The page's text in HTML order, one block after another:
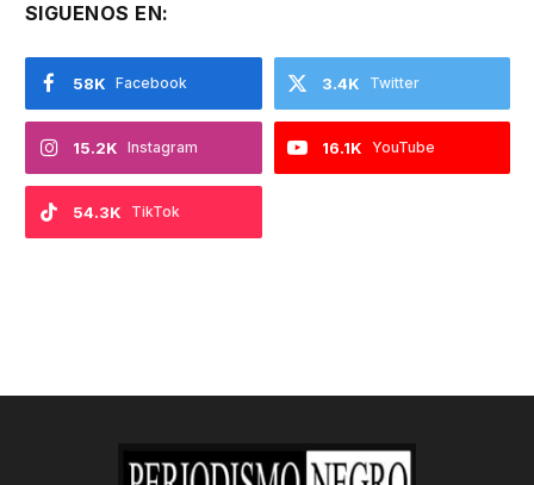
SIGUENOS EN:
Facebook
58K Twitter
3.4K
Instagram
15.2K YouTube
16.1K
TikTok
54.3K